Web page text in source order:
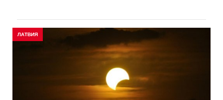
ЛАТВИЯ